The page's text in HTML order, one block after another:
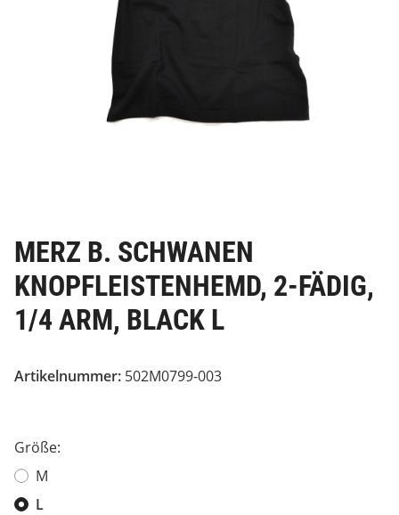
MERZ B. SCHWANEN
KNOPFLEISTENHEMD, 2-FÄDIG,
1/4 ARM, BLACK L
Artikelnummer: 502M0799-003
Größe:
M
L